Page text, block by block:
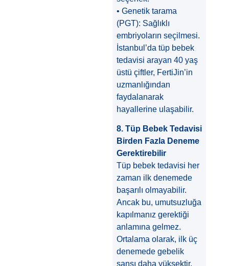
• Genetik tarama
(PGT): Sağlıklı
embriyoların seçilmesi.
İstanbul’da tüp bebek
tedavisi arayan 40 yaş
üstü çiftler, FertiJin’in
uzmanlığından
faydalanarak
hayallerine ulaşabilir.
8. Tüp Bebek Tedavisi
Birden Fazla Deneme
Gerektirebilir
Tüp bebek tedavisi her
zaman ilk denemede
başarılı olmayabilir.
Ancak bu, umutsuzluğa
kapılmanız gerektiği
anlamına gelmez.
Ortalama olarak, ilk üç
denemede gebelik
şansı daha yüksektir.